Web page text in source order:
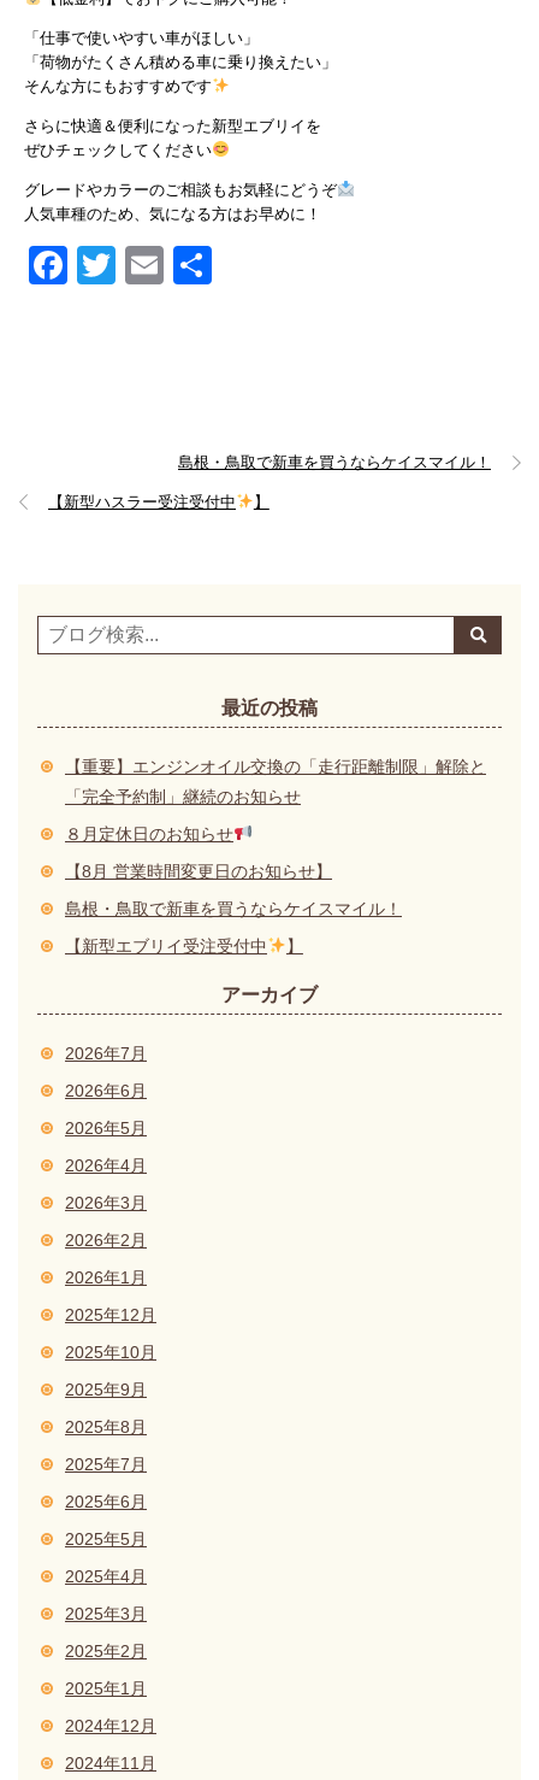
「仕事で使いやすい車がほしい」
「荷物がたくさん積める車に乗り換えたい」
そんな方にもおすすめです
さらに快適＆便利になった新型エブリイを
ぜひチェックしてください
グレードやカラーのご相談もお気軽にどうぞ
人気車種のため、気になる方はお早めに！
Facebook
Twitter
Email
島根・鳥取で新車を買うならケイスマイル！
【新型ハスラー受注受付中 】
最近の投稿
【重要】エンジンオイル交換の「走行距離制限」解除と
「完全予約制」継続のお知らせ
８月定休日のお知らせ
【8月 営業時間変更日のお知らせ】
島根・鳥取で新車を買うならケイスマイル！
【新型エブリイ受注受付中
】
アーカイブ
2026年7月
2026年6月
2026年5月
2026年4月
2026年3月
2026年2月
2026年1月
2025年12月
2025年10月
2025年9月
2025年8月
2025年7月
2025年6月
2025年5月
2025年4月
2025年3月
2025年2月
2025年1月
2024年12月
2024年11月